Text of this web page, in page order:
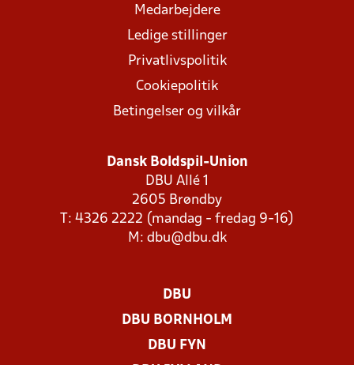
Medarbejdere
Ledige stillinger
Privatlivspolitik
Cookiepolitik
Betingelser og vilkår
Dansk Boldspil-Union
DBU Allé 1
2605 Brøndby
T: 4326 2222 (mandag - fredag 9-16)
M: dbu@dbu.dk
DBU
DBU BORNHOLM
DBU FYN